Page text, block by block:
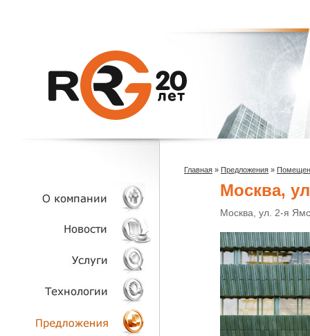
О КОМПАНИИ
НОВОСТИ
УСЛУГИ
ТЕХНОЛОГИИ
Главная » Предложения »
Москва,
Москва, ул. 2-я